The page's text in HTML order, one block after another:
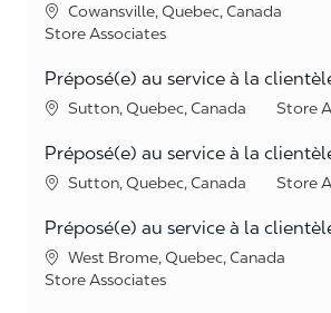
Location
Cowansville, Quebec, Canada
Category
Store Associates
Préposé(e) au service à la
Location
Sutton, Quebec, Canada Store
Préposé(e) au service à la
Location
Sutton, Quebec, Canada Store
Préposé(e) au service à la
Location
West Brome, Quebec, Canada
Category
Store Associates